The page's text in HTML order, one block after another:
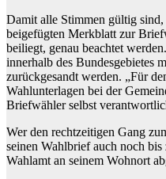
Damit alle Stimmen gültig
beigefügten Merkblatt zur
beiliegt, genau beachtet
innerhalb des Bundesgebietes
zurückgesandt werden. „Für
Wahlunterlagen bei der
Briefwähler selbst
Wer den rechtzeitigen Gang
seinen Wahlbrief auch noch
Wahlamt an seinem Wohnort